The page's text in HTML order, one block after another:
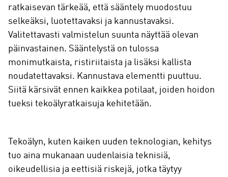
ratkaisevan tärkeää, että sääntely muodostuu
selkeäksi, luotettavaksi ja kannustavaksi.
Valitettavasti valmistelun suunta näyttää olevan
päinvastainen. Sääntelystä on tulossa
monimutkaista, ristiriitaista ja lisäksi kallista
noudatettavaksi. Kannustava elementti puuttuu.
Siitä kärsivät ennen kaikkea potilaat, joiden hoidon
tueksi tekoälyratkaisuja kehitetään.
Tekoälyn, kuten kaiken uuden teknologian, kehitys
tuo aina mukanaan uudenlaisia teknisiä,
oikeudellisia ja eettisiä riskejä, jotka täytyy